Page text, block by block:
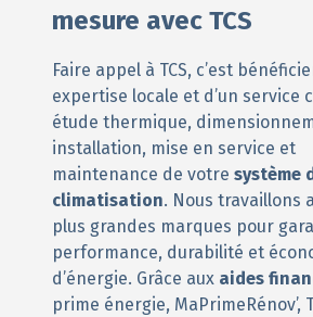
mesure avec TCS
Faire appel à TCS, c’est
expertise locale et d’un service
étude thermique,
installation, mise en service et
maintenance de votre système
climatisation. Nous travaillons
plus grandes marques pour
performance, durabilité et
d’énergie. Grâce aux aides
prime énergie, MaPrimeRénov’,